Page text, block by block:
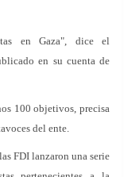
en Gaza", dice el
en su cuenta de
100 objetivos, precisa
del ente.
FDI lanzaron una serie